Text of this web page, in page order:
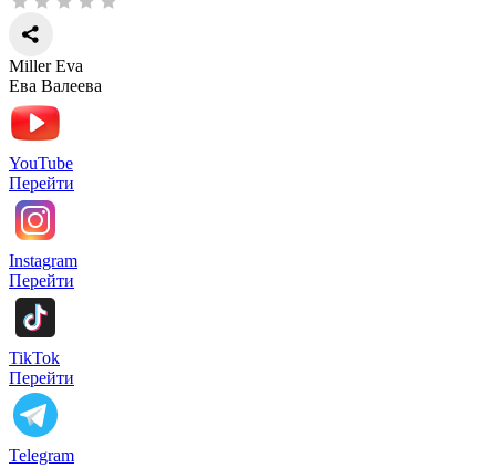
Miller Eva
Ева Валеева
YouTube
Перейти
Instagram
Перейти
TikTok
Перейти
Telegram